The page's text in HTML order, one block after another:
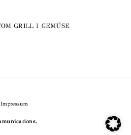
GRILL I GEMÜSE
Impressum